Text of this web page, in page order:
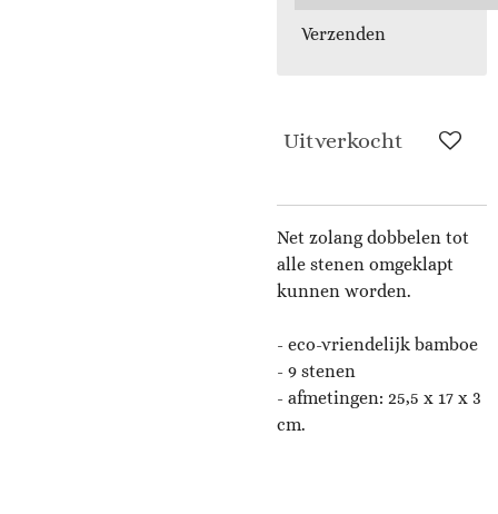
Verzenden
Uitverkocht
Net zolang dobbelen tot
alle stenen omgeklapt
kunnen worden.
- eco-vriendelijk bamboe
- 9 stenen
- afmetingen: 25,5 x 17 x 3
cm.